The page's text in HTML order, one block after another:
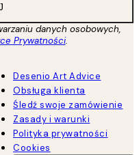
danych osobowych,
Prywatności.
Desenio Art Advice
Obsługa klienta
Śledź swoje zamówienie
Zasady i warunki
Polityka prywatności
Cookies